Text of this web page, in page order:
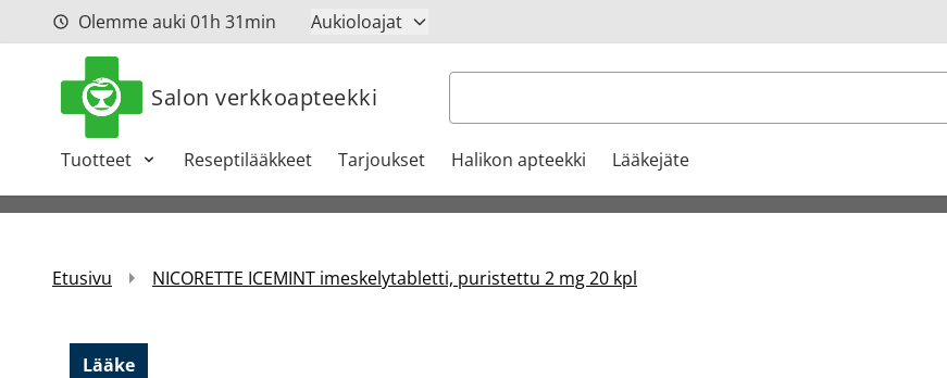
Siirry sisältöönOlemme auki 01h 31min Aukioloajat
Salon verkkoapteekki Haku
Tuotteet Reseptilääkkeet Tarjoukset Halikon apteekki Lääkejäte
Etusivu NICORETTE ICEMINT imeskelytabletti, puristettu 2 mg 20 kpl
Lääke